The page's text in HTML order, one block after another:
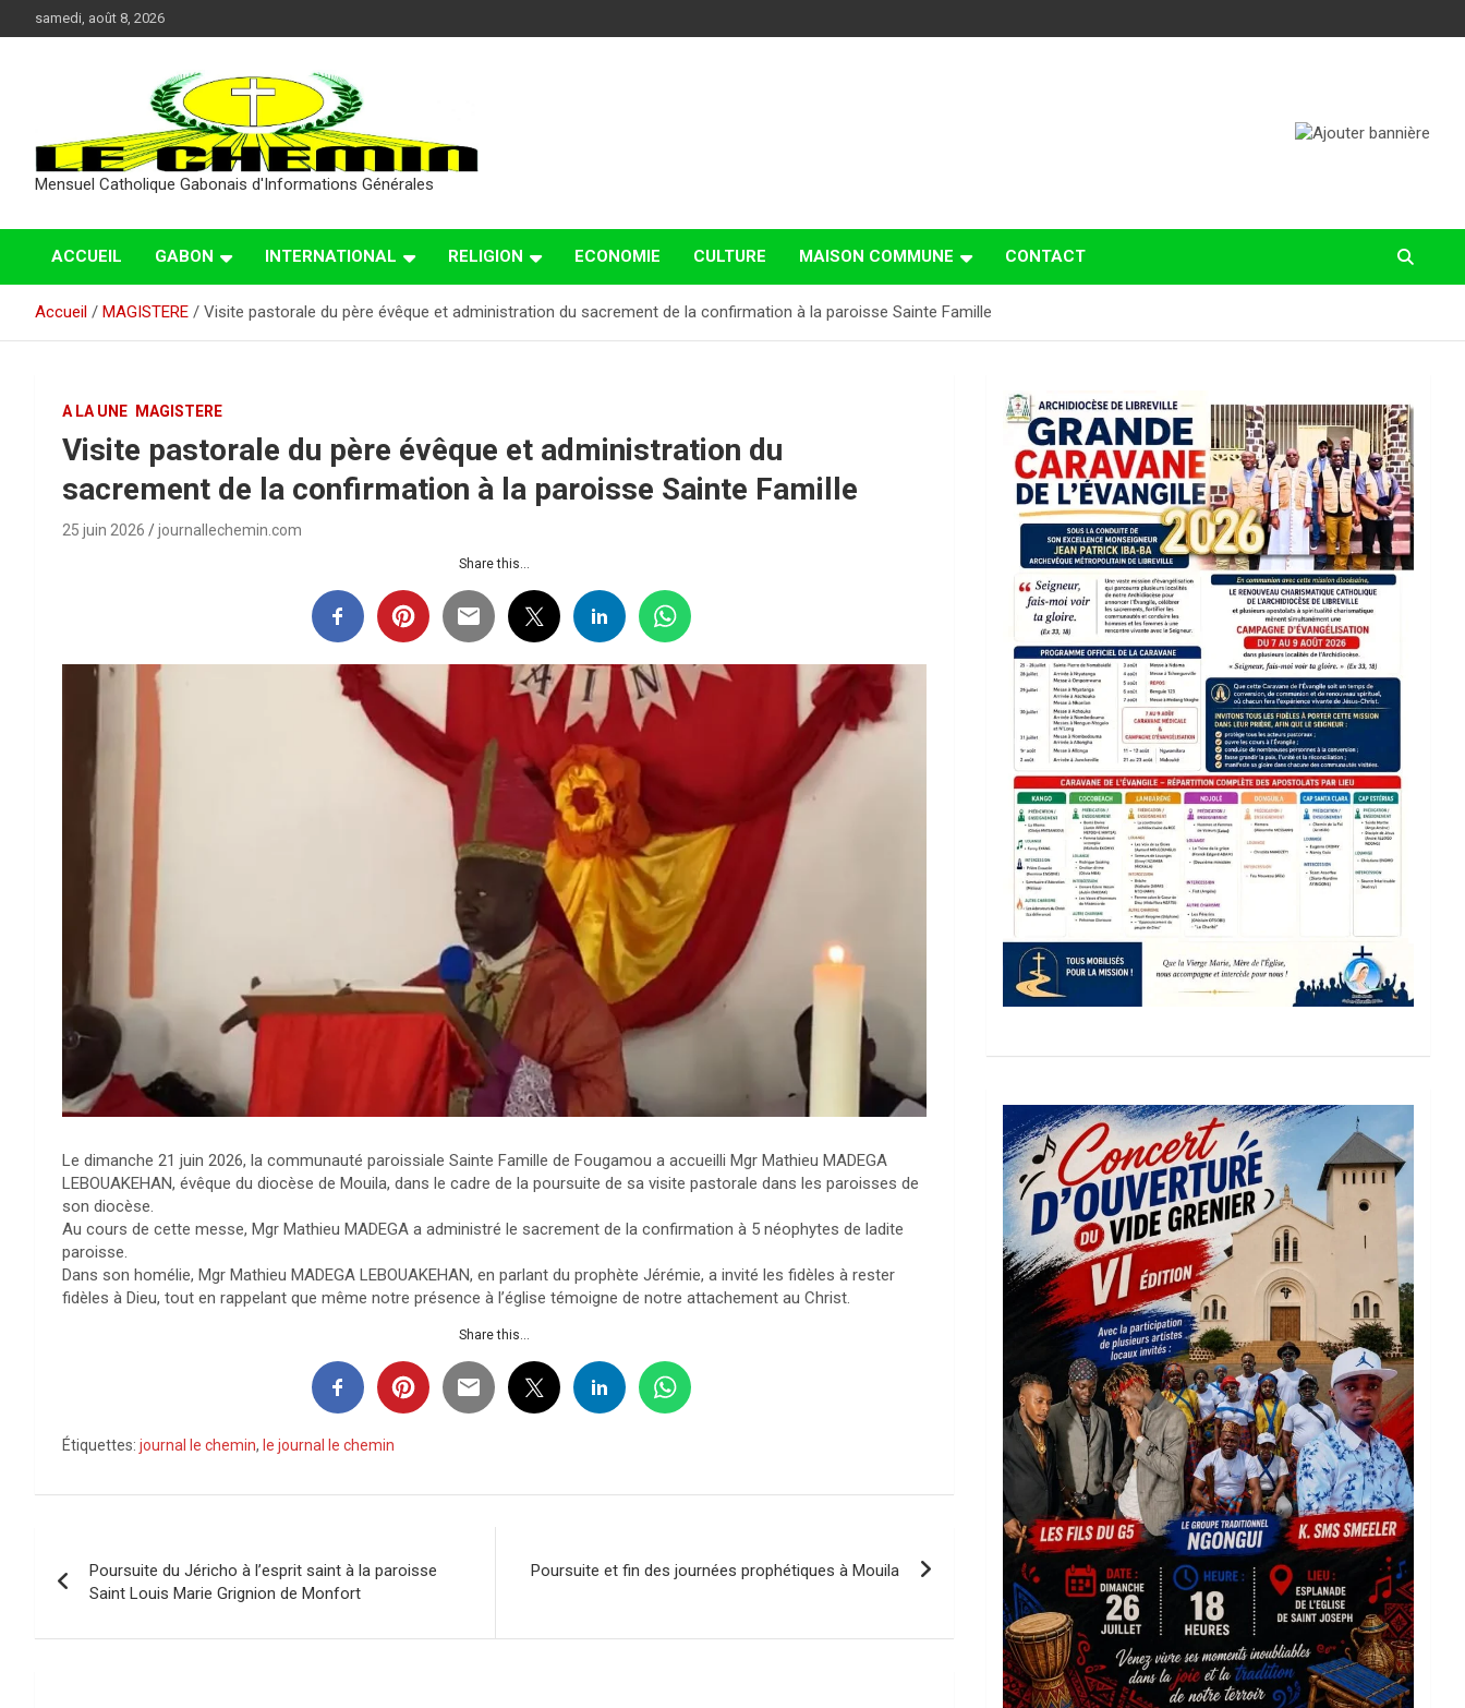
au
samedi, août 8, 2026
Mensuel Catholique Gabonais d'Informations Générales
ACCUEIL GABON INTERNATIONAL RELIGION ECONOMIE CULTURE MAISON COMMUNE CONTACT
Accueil MAGISTERE Visite pastorale du père évêque et administration du sacrement de la confirmation à la paroisse Sainte Famille
A LA UNE MAGISTERE
Visite pastorale du père évêque et administration du
sacrement de la confirmation à la paroisse Sainte Famille
25 juin 2026 journallechemin.com
Share this...
Le dimanche 21 juin 2026, la communauté paroissiale Sainte Famille de Fougamou a accueilli Mgr Mathieu MADEGA
LEBOUAKEHAN, évêque du diocèse de Mouila, dans le cadre de la poursuite de sa visite pastorale dans les paroisses de
son diocèse.
Au cours de cette messe, Mgr Mathieu MADEGA a administré le sacrement de la confirmation à 5 néophytes de ladite
paroisse.
Dans son homélie, Mgr Mathieu MADEGA LEBOUAKEHAN, en parlant du prophète Jérémie, a invité les fidèles à rester
fidèles à Dieu, tout en rappelant que même notre présence à l’église témoigne de notre attachement au Christ.
Share this...
Étiquettes: journal le chemin, le journal le chemin
de
l’article
Poursuite du Jéricho à l’esprit saint à la paroisse
Saint Louis Marie Grignion de Monfort
Poursuite et fin des journées prophétiques à Mouila